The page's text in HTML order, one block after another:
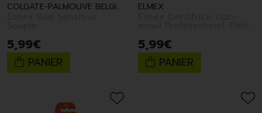
COLGATE-PALMOLIVE BELGIUM
5,99€
PANIER
ELMEX
5,99€
PANIER